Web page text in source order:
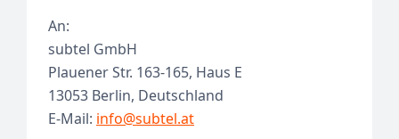
An:
subtel GmbH
Plauener Str. 163-165, Haus E
13053 Berlin, Deutschland
E-Mail: info@subtel.at